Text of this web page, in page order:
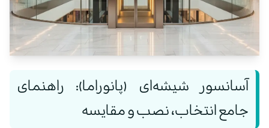
آسانسور شیشه‌ای (پانوراما): راهنمای
جامع انتخاب، نصب و مقایسه